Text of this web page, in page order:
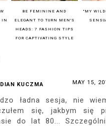
IN
BE FEMININE AND
ELEGANT TO TURN MEN'S
HEADS: 7 FASHION TIPS
FOR CAPTIVATING STYLE
"MY
KUCZMA MAY 15,
ładna sesja, nie
się, jakbym się
do lat 80...